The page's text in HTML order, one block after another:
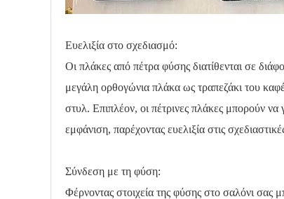
Ευελιξία στο σχεδιασμό:
Οι πλάκες από πέτρα φύσης διατίθενται σε
μεγάλη ορθογώνια πλάκα ως τραπεζάκι του καφέ
στυλ. Επιπλέον, οι πέτρινες πλάκες μπορούν να
εμφάνιση, παρέχοντας ευελιξία στις
Σύνδεση με τη φύση:
Φέρνοντας στοιχεία της φύσης στο σαλόνι σας